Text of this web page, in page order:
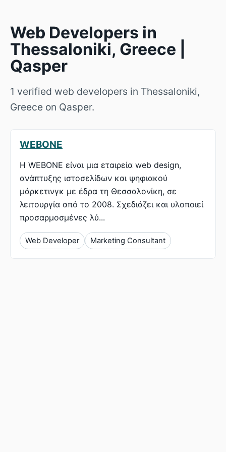
Web Developers in
Thessaloniki, Greece |
Qasper
1 verified web developers in Thessaloniki,
Greece on Qasper.
WEBONE
Η WEBONE είναι μια εταιρεία web design,
ανάπτυξης ιστοσελίδων και ψηφιακού
μάρκετινγκ με έδρα τη Θεσσαλονίκη, σε
λειτουργία από το 2008. Σχεδιάζει και υλοποιεί
προσαρμοσμένες λύ...
Web Developer Marketing Consultant